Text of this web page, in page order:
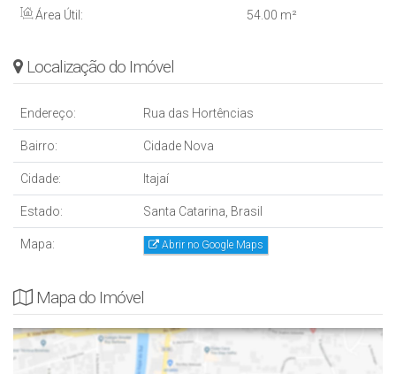
Área Útil: 54 .00 m²
Localização do Imóvel
Endereço: Rua das Hortências
Bairro: Cidade Nova
Cidade: Itajaí
Estado: Santa Catarina, Brasil
Mapa: Abrir no Google Maps
Mapa do Imóvel